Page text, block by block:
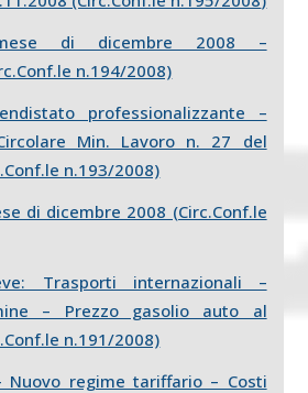
mese di dicembre 2008 –
n.194/2008)
professionalizzante –
Min. Lavoro n. 27 del
n.193/2008)
di dicembre 2008 (Circ.Conf.le
Trasporti internazionali –
– Prezzo gasolio auto al
n.191/2008)
Nuovo regime tariffario – Costi